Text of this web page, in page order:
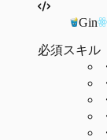
Gin
必須スキル